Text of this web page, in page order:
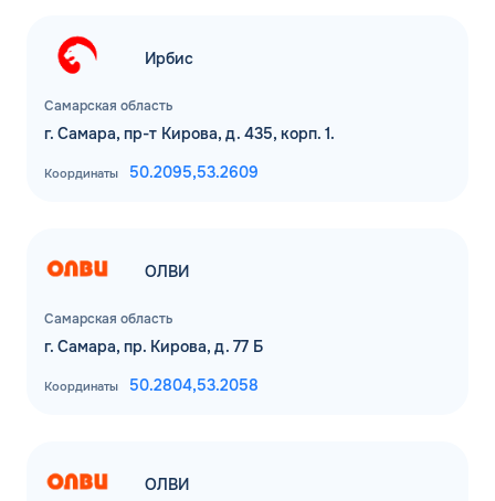
Самарская область
Ирбис
г. Самара, пр-т Кирова, д. 435, корп. 1.
Координаты 50.2095,53.2609
Самарская область
ОЛВИ
г. Самара, пр. Кирова, д. 77 Б
Координаты 50.2804,53.2058
ОЛВИ